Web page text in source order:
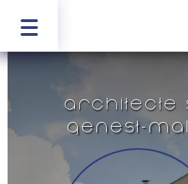
Architecte
Genest-